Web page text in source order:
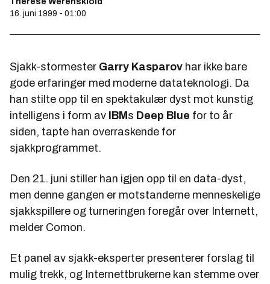
16. juni 1999 - 01:00
Sjakk-stormester Garry Kasparov har ikke bare
gode erfaringer med moderne datateknologi. Da
han stilte opp til en spektakulær dyst mot kunstig
intelligens i form av IBM s Deep Blue for to år
siden, tapte han overraskende for
sjakkprogrammet.
Den 21. juni stiller han igjen opp til en data-dyst,
men denne gangen er motstanderne menneskelige
sjakkspillere og turneringen foregår over Internett,
melder Comon.
Et panel av sjakk-eksperter presenterer forslag til
mulig trekk, og Internettbrukerne kan stemme over